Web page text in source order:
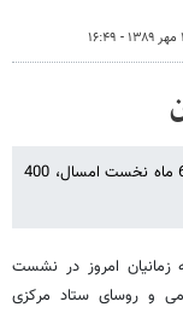
رییس پلیس مبارزه با قاچاق نیروی انتظامی گفت: در 6 ماه نخست امسال، 400
زمانیان امروز در نشست
و روسای ستاد مرکزی